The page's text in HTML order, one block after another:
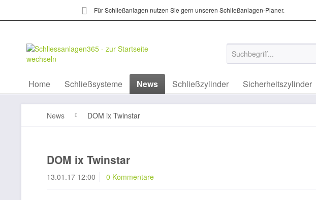
Für Schließanlagen nutzen Sie gern unseren Schließanlagen-Planer.
Home Schließsysteme News Schließzylinder Sicherheitszylinder
News DOM ix Twinstar
DOM ix Twinstar
13.01.17 12:00 0 Kommentare